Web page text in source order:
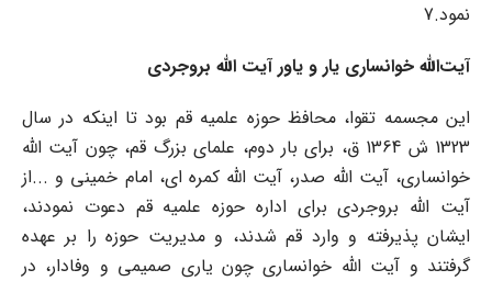
نمود.7
آیتالله خوانساری یار و یاور آیت الله بروجردی
این مجسمه تقوا، محافظ حوزه علمیه قم بود تا اینکه در سال
1323 ش 1364 ق، برای بار دوم، علمای بزرگ قم، چون آیت الله
خوانساری، آیت الله صدر، آیت الله کمره ای، امام خمینی و ...از
آیت الله بروجردی برای اداره حوزه علمیه قم دعوت نمودند،
ایشان پذیرفته و وارد قم شدند، و مدیریت حوزه را بر عهده
گرفتند و آیت الله خوانساری چون یاری صمیمی و وفادار، در